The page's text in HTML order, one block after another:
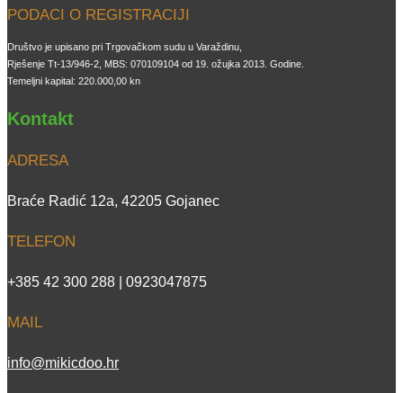
PODACI O REGISTRACIJI
Društvo je upisano pri Trgovačkom sudu u Varaždinu,
Rješenje Tt-13/946-2, MBS: 070109104 od 19. ožujka 2013. Godine.
Temeljni kapital: 220.000,00 kn
Kontakt
ADRESA
Braće Radić 12a, 42205 Gojanec
TELEFON
+385 42 300 288 | 0923047875
MAIL
info@mikicdoo.hr